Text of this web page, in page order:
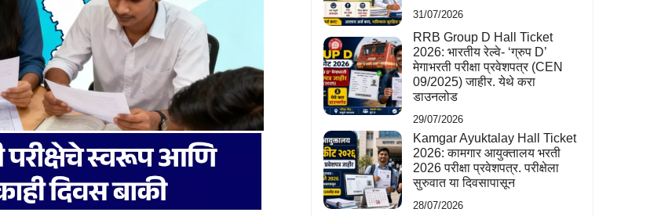
31/07/2026
RRB Group D Hall Ticket
2026: भारतीय रेल्वे- ‘ग्रुप D’
मेगाभरती परीक्षा प्रवेशपत्र (CEN
09/2025) जाहीर. येथे करा
डाउनलोड
29/07/2026
Kamgar Ayuktalay Hall Ticket
2026: कामगार आयुक्तालय भरती
2026 परीक्षा प्रवेशपत्र. परीक्षेला
सुरुवात या दिवसापासून
28/07/2026